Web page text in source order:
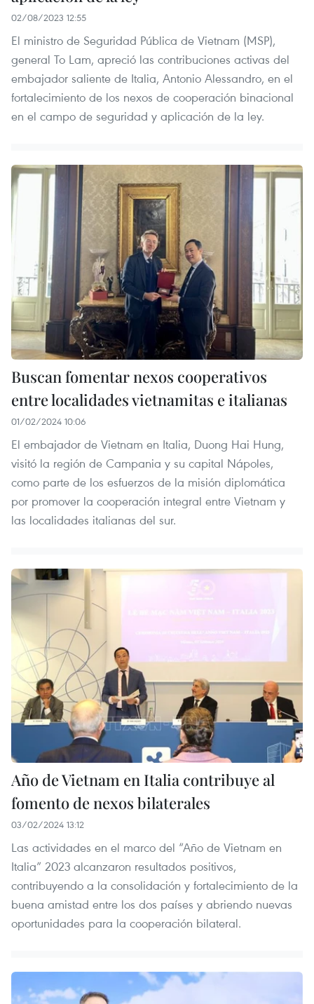
02/08/2023 12:55
El ministro de Seguridad Pública de Vietnam (MSP),
general To Lam, apreció las contribuciones activas del
embajador saliente de Italia, Antonio Alessandro, en el
fortalecimiento de los nexos de cooperación binacional
en el campo de seguridad y aplicación de la ley.
Buscan fomentar nexos cooperativos
entre localidades vietnamitas e italianas
01/02/2024 10:06
El embajador de Vietnam en Italia, Duong Hai Hung,
visitó la región de Campania y su capital Nápoles,
como parte de los esfuerzos de la misión diplomática
por promover la cooperación integral entre Vietnam y
las localidades italianas del sur.
Año de Vietnam en Italia contribuye al
fomento de nexos bilaterales
03/02/2024 13:12
Las actividades en el marco del “Año de Vietnam en
Italia” 2023 alcanzaron resultados positivos,
contribuyendo a la consolidación y fortalecimiento de la
buena amistad entre los dos países y abriendo nuevas
oportunidades para la cooperación bilateral.